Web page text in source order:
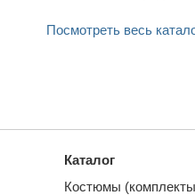
Посмотреть весь
Каталог
Костюмы